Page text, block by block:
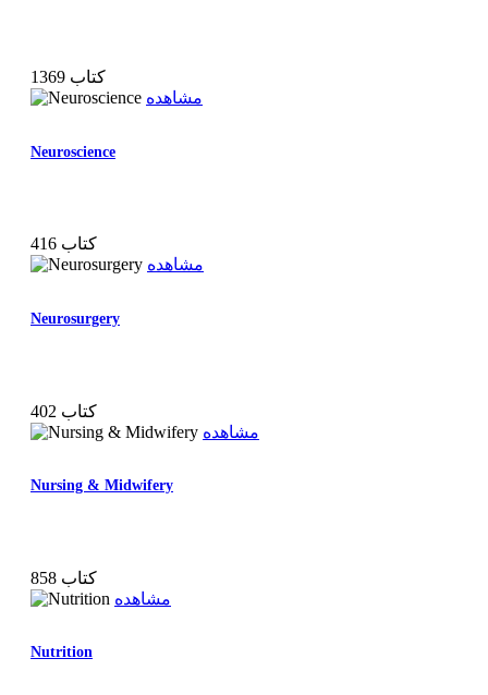
1369 کتاب
مشاهده
Neuroscience
416 کتاب
مشاهده
Neurosurgery
402 کتاب
مشاهده
Nursing & Midwifery
858 کتاب
مشاهده
Nutrition